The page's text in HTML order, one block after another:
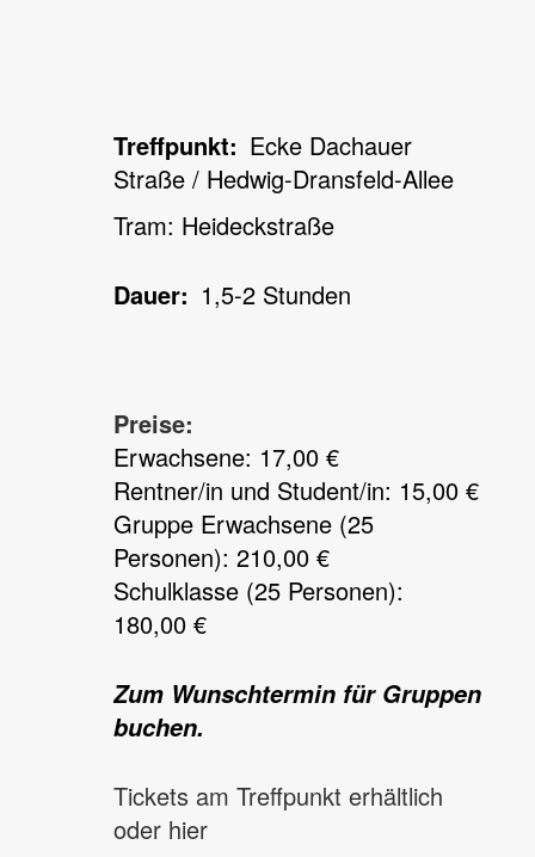
Treffpunkt
Ecke Dachauer
Straße / Hedwig-Dransfeld-Allee
Tram: Heideckstraße
Dauer
1,5-2 Stunden
Preise:
Erwachsene: 17,00 €
Rentner/in und Student/in: 15,00 €
Gruppe Erwachsene (25
Personen): 210,00 €
Schulklasse (25 Personen):
180,00 €
Zum Wunschtermin für Gruppen
buchen.
Tickets am Treffpunkt erhältlich
oder hier